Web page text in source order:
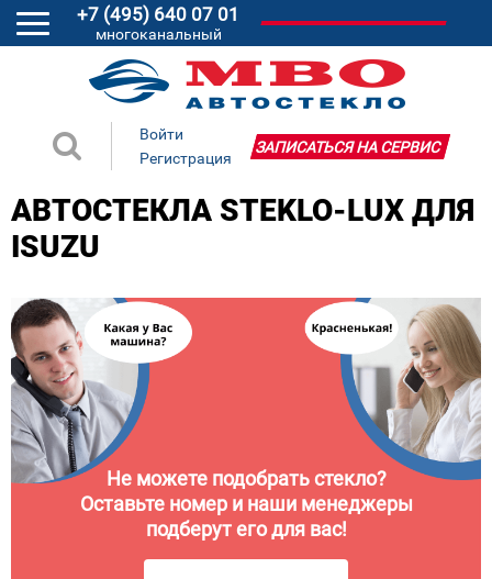
+7 (495) 640 07 01
многоканальный
Войти
Регистрация
ЗАПИСАТЬСЯ НА СЕРВИС
АВТОСТЕКЛА STEKLO-LUX ДЛЯ
ISUZU
Не можете подобрать стекло?
Оставьте номер и наши менеджеры
подберут его для вас!